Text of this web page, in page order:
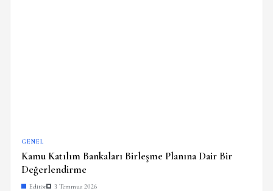
GENEL
Kamu Katılım Bankaları Birleşme Planına Dair Bir
Değerlendirme
Editör 3 Temmuz 2026